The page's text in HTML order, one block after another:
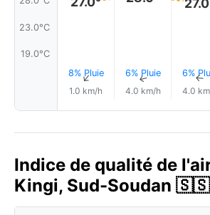
23.0°C
19.0°C
8% Pluie
↑
1.0 km/h
6% Pluie
↑
4.0 km/h
6%↑
4.0
Indice de qualité de
Kingi, Sud-Soudan